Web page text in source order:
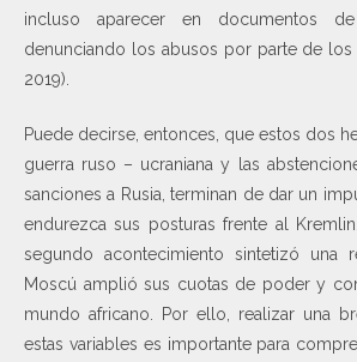
incluso aparecer en documentos
denunciando los abusos por parte de los
2019).
Puede decirse, entonces, que estos dos
guerra ruso – ucraniana y las
sanciones a Rusia, terminan de dar un
endurezca sus posturas frente al
segundo acontecimiento sintetizó una
Moscú amplió sus cuotas de poder y
mundo africano. Por ello, realizar una
estas variables es importante para